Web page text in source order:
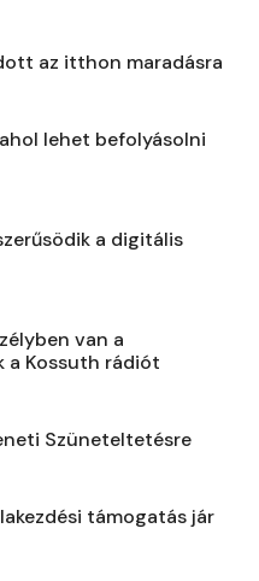
az itthon maradásra
lehet befolyásolni
a digitális
van a
a Kossuth rádiót
Szüneteltetésre
támogatás jár